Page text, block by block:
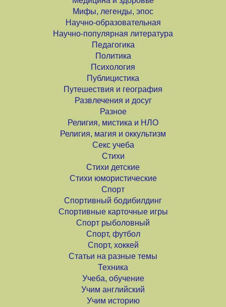
Мифы, легенды, эпос
Научно-образовательная
Научно-популярная литература
Педагогика
Политика
Психология
Публицистика
Путешествия и география
Развлечения и досуг
Разное
Религия, мистика и НЛО
Религия, магия и оккультизм
Секс учеба
Стихи
Стихи детские
Стихи юмористические
Спорт
Спортивный бодибилдинг
Спортивные карточные игры
Спорт рыболовный
Спорт, футбол
Спорт, хоккей
Статьи на разные темы
Техника
Учеба, обучение
Учим английский
Учим историю